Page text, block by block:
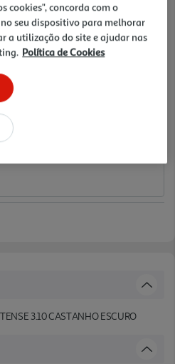
3.10 CASTANHO ESCURO
cookies", concorda com o
seu dispositivo para melhorar
a utilização do site e ajudar nas
Política de Cookies